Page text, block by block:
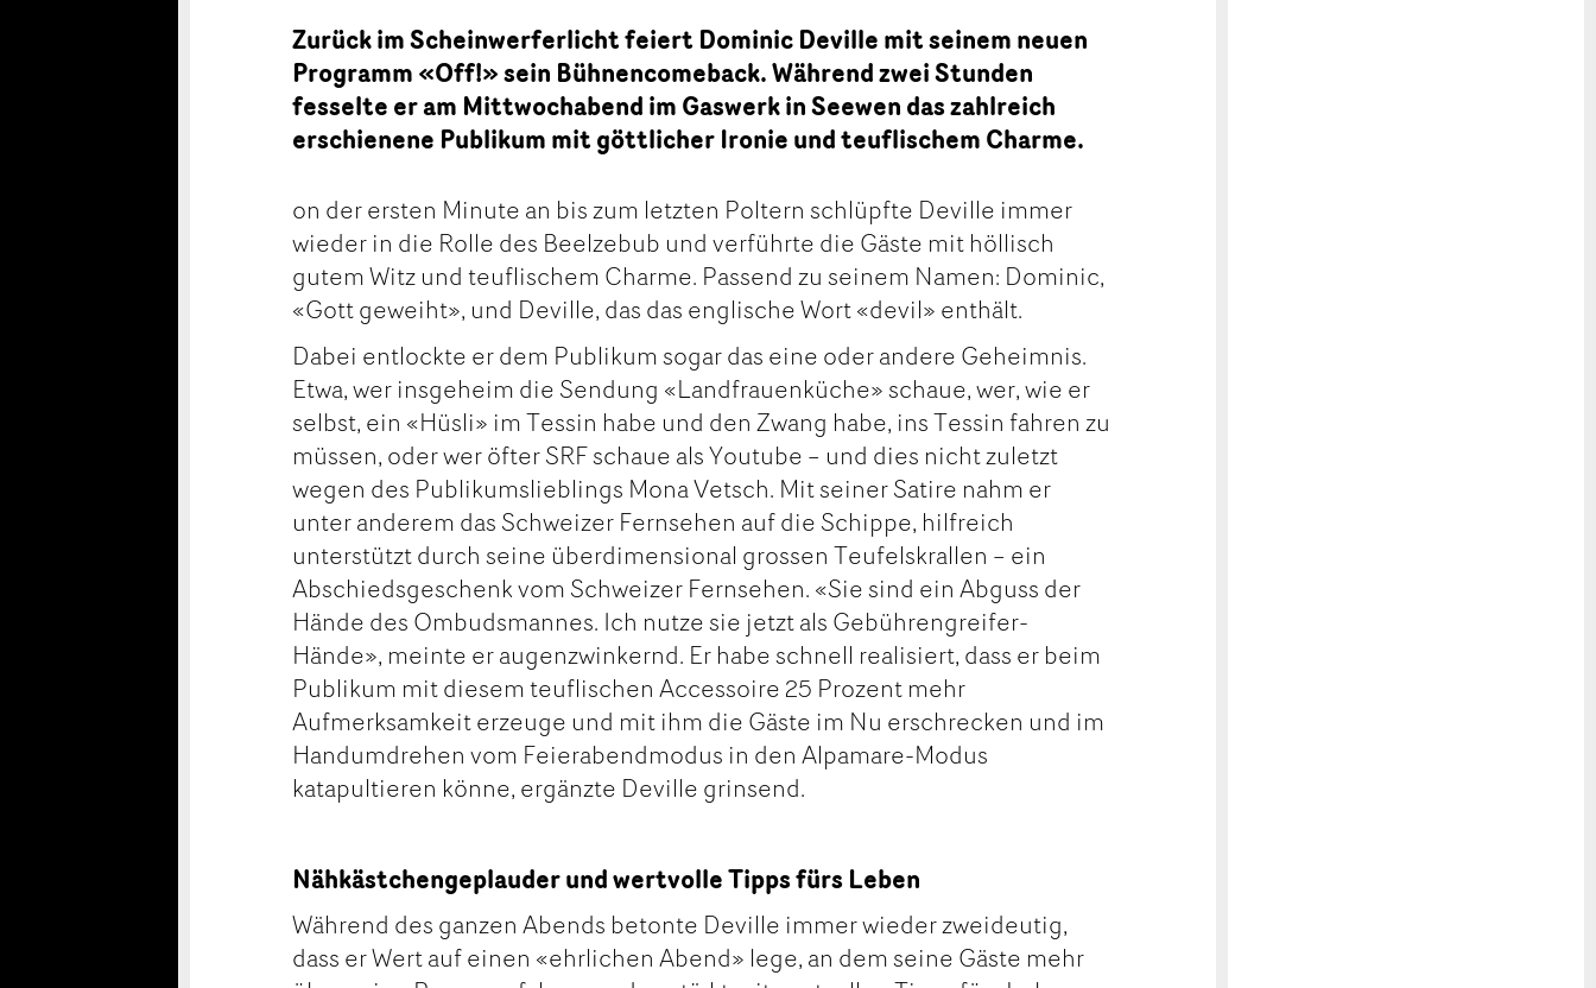
Zurück im Scheinwerferlicht feiert Dominic Deville mit seinem neuen
Programm «Off!» sein Bühnencomeback. Während zwei Stunden
fesselte er am Mittwochabend im Gaswerk in Seewen das zahlreich
erschienene Publikum mit göttlicher Ironie und teuflischem Charme.
on der ersten Minute an bis zum letzten Poltern schlüpfte Deville immer
wieder in die Rolle des Beelzebub und verführte die Gäste mit höllisch
gutem Witz und teuflischem Charme. Passend zu seinem Namen: Dominic,
«Gott geweiht», und Deville, das das englische Wort «devil» enthält.
Dabei entlockte er dem Publikum sogar das eine oder andere Geheimnis.
Etwa, wer insgeheim die Sendung «Landfrauenküche» schaue, wer, wie er
selbst, ein «Hüsli» im Tessin habe und den Zwang habe, ins Tessin fahren zu
müssen, oder wer öfter SRF schaue als Youtube – und dies nicht zuletzt
wegen des Publikumslieblings Mona Vetsch. Mit seiner Satire nahm er
unter anderem das Schweizer Fernsehen auf die Schippe, hilfreich
unterstützt durch seine überdimensional grossen Teufelskrallen – ein
Abschiedsgeschenk vom Schweizer Fernsehen. «Sie sind ein Abguss der
Hände des Ombudsmannes. Ich nutze sie jetzt als Gebührengreifer-
Hände», meinte er augenzwinkernd. Er habe schnell realisiert, dass er beim
Publikum mit diesem teuflischen Accessoire 25 Prozent mehr
Aufmerksamkeit erzeuge und mit ihm die Gäste im Nu erschrecken und im
Handumdrehen vom Feierabendmodus in den Alpamare-Modus
katapultieren könne, ergänzte Deville grinsend.
Nähkästchengeplauder und wertvolle Tipps fürs Leben
Während des ganzen Abends betonte Deville immer wieder zweideutig,
dass er Wert auf einen «ehrlichen Abend» lege, an dem seine Gäste mehr